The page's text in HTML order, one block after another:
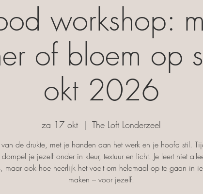
workshop:
of bloem op
okt 2026
za 17 okt
  |
The Loft Londerzeel
de drukte, met je handen aan het werk en je hoofd stil.
je jezelf onder in kleur, textuur en licht. Je leert niet
maar ook hoe heerlijk het voelt om helemaal op te gaan in
maken – voor jezelf.